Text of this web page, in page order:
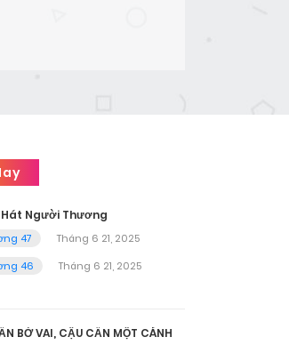
Hát Người Thương
47
Tháng 6 21, 2025
46
Tháng 6 21, 2025
BỜ VAI, CẬU CẦN MỘT CÁNH